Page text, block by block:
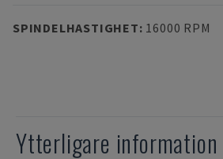
SPINDELHASTIGHET: 16000 RPM
Ytterligare information